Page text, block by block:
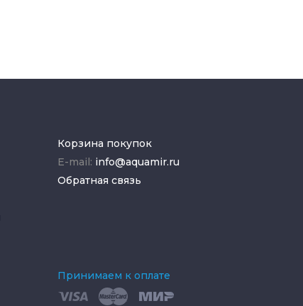
Корзина покупок
E-mail: info@aquamir.ru
Обратная связь
Принимаем к оплате